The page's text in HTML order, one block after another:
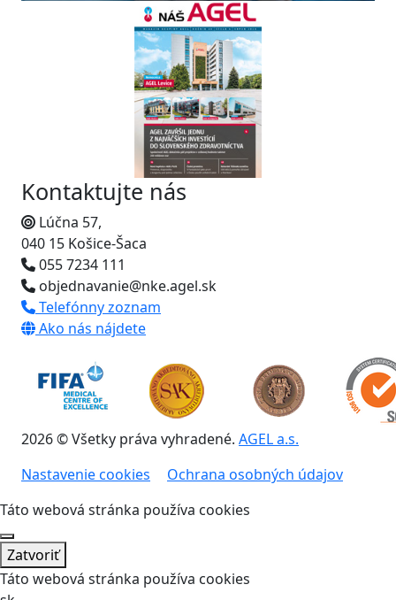
Kontaktujte nás
Lúčna 57,
040 15 Košice-Šaca
055 7234 111
objednavanie@nke.agel.sk
Telefónny zoznam
Ako nás nájdete
2026 © Všetky práva vyhradené. AGEL a.s.
Nastavenie cookies
Ochrana osobných údajov
Táto webová stránka používa cookies
Zatvoriť
Táto webová stránka používa cookies